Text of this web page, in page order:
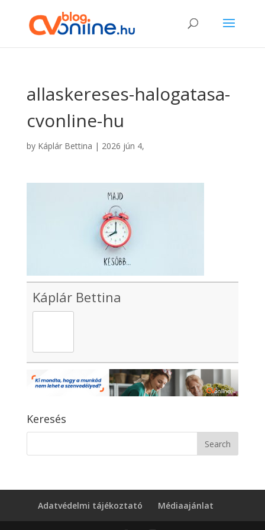
allaskereses-halogatasa-
cvonline-hu
by Káplár Bettina | 2026 jún 4,
Káplár Bettina
Keresés
Adatvédelmi tájékoztató Médiaajánlat